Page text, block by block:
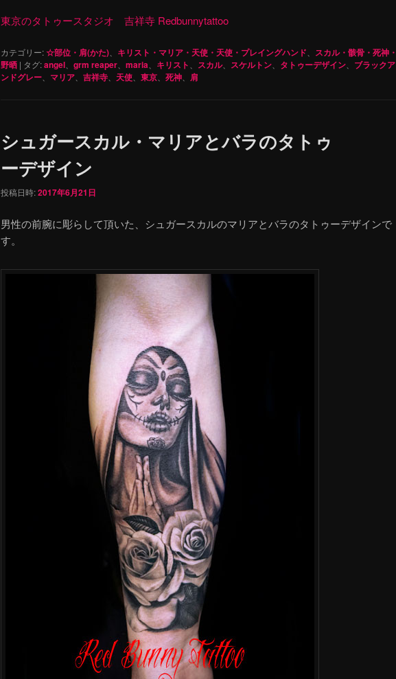
東京のタトゥースタジオ 吉祥寺 Redbunnytattoo
カテゴリー:☆部位・肩(かた) キリスト・マリア・天使・天使・プレイングハンド
スカル・骸骨・死神・
野晒 | タグ:angel grm reaper maria キリスト スカル、 スケルトン タトゥーデザイン
ブラックア
ンドグレー
マリア 吉祥寺 天使 東京 死神 肩
シュガースカル・マリアとバラのタトゥ
ーデザイン
投稿日時:2017年6月21日
男性の前腕に彫らして頂いた、シュガースカルのマリアとバラのタトゥーデザインで
す。